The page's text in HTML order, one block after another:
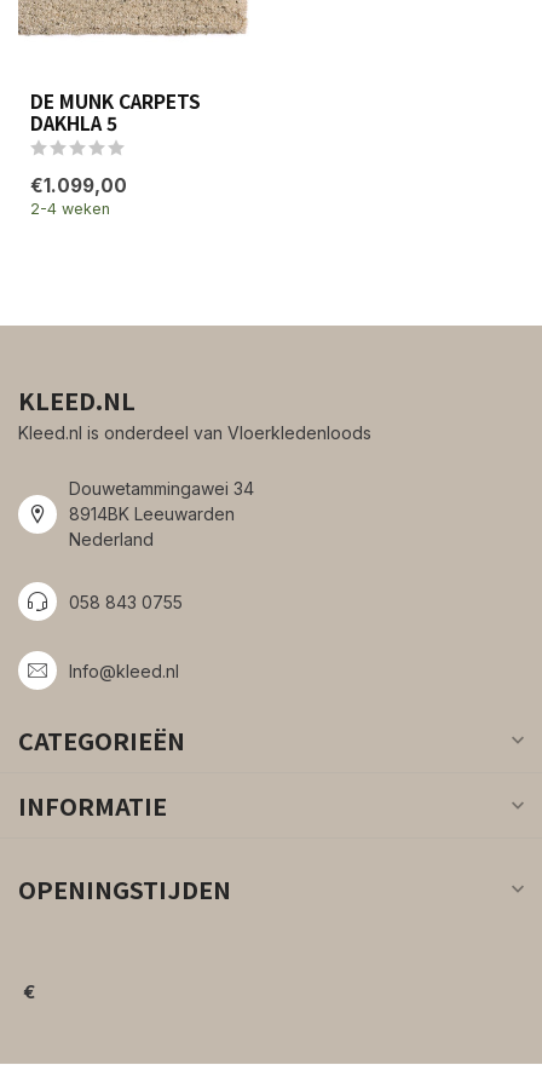
DE MUNK CARPETS
DAKHLA 5
€1.099,00
2-4 weken
KLEED.NL
Kleed.nl is onderdeel van Vloerkledenloods
Douwetammingawei 34
8914BK Leeuwarden
Nederland
058 843 0755
Info@kleed.nl
CATEGORIEËN
INFORMATIE
OPENINGSTIJDEN
€